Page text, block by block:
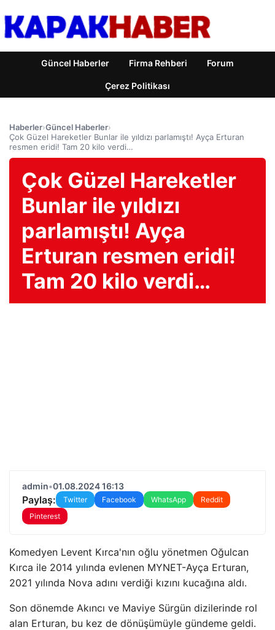
Güncel Haberler Firma Rehberi Forum
Çerez Politikası
Haberler›Güncel Haberler›
Çok Güzel Hareketler Bunlar ile yıldızı parlamıştı! Ayça Erturan
resmen eridi! Tam 20 kilo verdi…
Çok Güzel Hareketler
Bunlar ile yıldızı
parlamıştı! Ayça
Erturan resmen eridi!
Tam 20 kilo verdi…
admin•01.08.2024 16:13
Paylaş: Twitter Facebook WhatsApp
Reddit
Pinterest
Komedyen Levent Kırca'nın oğlu yönetmen Oğulcan
Kırca ile 2014 yılında evlenen MYNET-Ayça Erturan,
2021 yılında Nova adını verdiği kızını kucağına aldı.
Son dönemde Akıncı ve Maviye Sürgün dizilerinde rol
alan Erturan, bu kez de dönüşümüyle gündeme geldi.